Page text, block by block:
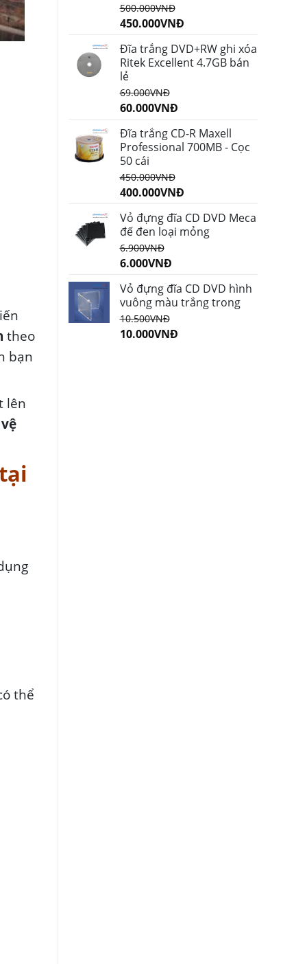
theo
bạn
lên
vệ
thể
500.000VNĐ
450.000VNĐ
Đĩa trắng DVD+RW ghi xóa
Ritek Excellent 4.7GB bán
lẻ
69.000VNĐ
60.000VNĐ
Đĩa trắng CD-R Maxell
Professional 700MB - Cọc
50 cái
450.000VNĐ
400.000VNĐ
Vỏ đựng đĩa CD DVD Meca
đế đen loại mỏng
6.900VNĐ
6.000VNĐ
Vỏ đựng đĩa CD DVD hình
vuông màu trắng trong
10.500VNĐ
10.000VNĐ